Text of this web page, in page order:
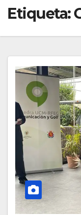
Etiqueta: